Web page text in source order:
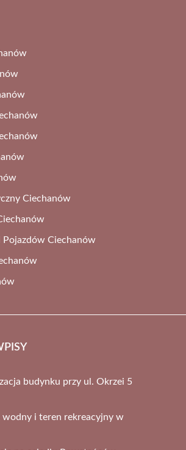
Ciechanów
Ciechanów
budynku przy ul. Okrzei 5
i teren rekreacyjny w